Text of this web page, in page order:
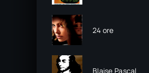
24 ore
Blaise Pascal